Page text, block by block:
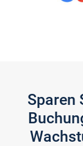
Sparen